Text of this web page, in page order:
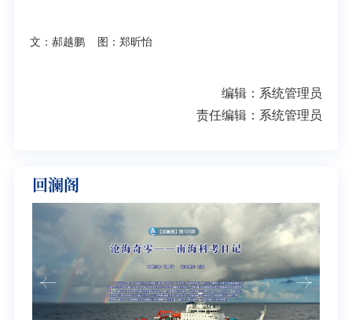
文：郝越鹏 图：郑昕怡
编辑：系统管理员
责任编辑：系统管理员
回澜阁